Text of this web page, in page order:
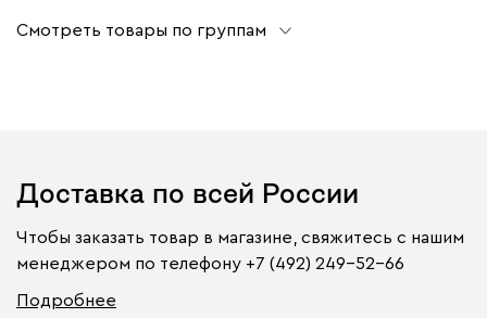
Смотреть товары по группам
Доставка по всей России
Чтобы заказать товар в магазине, свяжитесь с нашим
менеджером по телефону +7 (492) 249-52-66
Подробнее